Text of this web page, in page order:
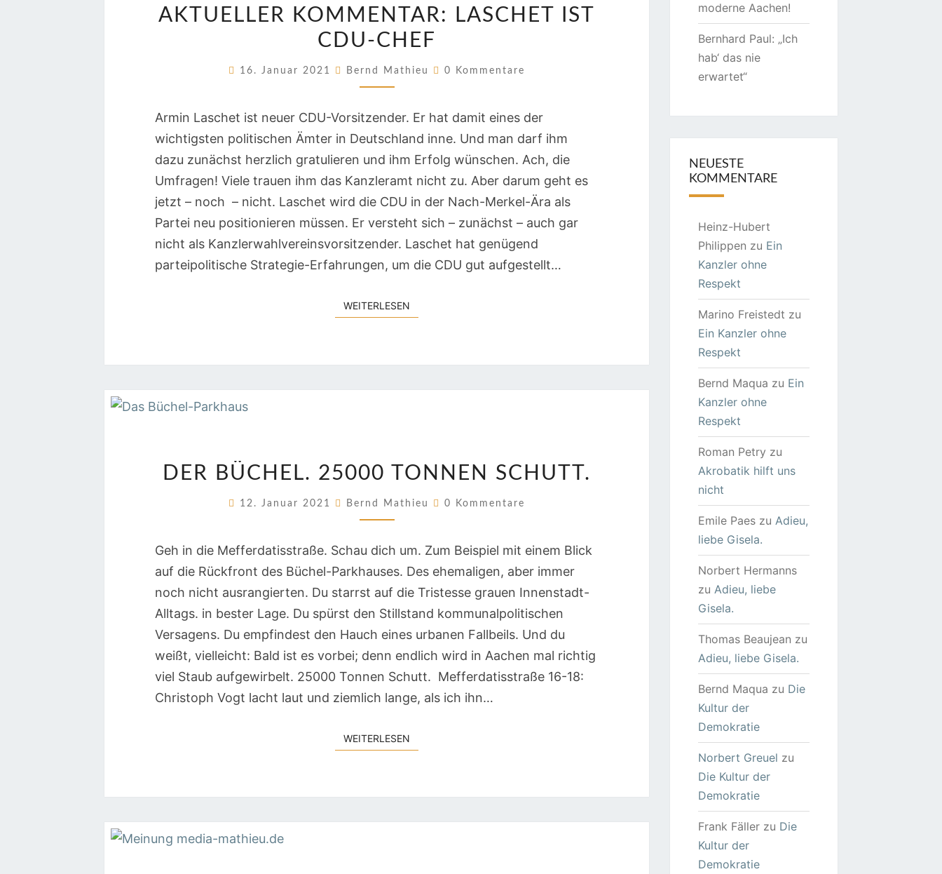
KOMMENTAR:
LASCHET
AKTUELLER KOMMENTAR: LASCHET IST
CDU-CHEF
16. Januar 2021 Bernd Mathieu Kommentare
0 Kommentare
Armin Laschet ist neuer CDU-Vorsitzender. Er hat damit eines der
wichtigsten politischen Ämter in Deutschland inne. Und man darf ihm
dazu zunächst herzlich gratulieren und ihm Erfolg wünschen. Ach, die
Umfragen! Viele trauen ihm das Kanzleramt nicht zu. Aber darum geht es
jetzt – noch – nicht. Laschet wird die CDU in der Nach-Merkel-Ära als
Partei neu positionieren müssen. Er versteht sich – zunächst – auch gar
nicht als Kanzlerwahlvereinsvorsitzender. Laschet hat genügend
parteipolitische Strategie-Erfahrungen, um die CDU gut aufgestellt…
WEITERLESEN
BÜCHEL.
25000
TONNEN
DER BÜCHEL. 25000 TONNEN SCHUTT.
12. Januar 2021 Bernd Mathieu Kommentare
0 Kommentare
Geh in die Mefferdatisstraße. Schau dich um. Zum Beispiel mit einem Blick
auf die Rückfront des Büchel-Parkhauses. Des ehemaligen, aber immer
noch nicht ausrangierten. Du starrst auf die Tristesse grauen Innenstadt-
Alltags. in bester Lage. Du spürst den Stillstand kommunalpolitischen
Versagens. Du empfindest den Hauch eines urbanen Fallbeils. Und du
weißt, vielleicht: Bald ist es vorbei; denn endlich wird in Aachen mal richtig
viel Staub aufgewirbelt. 25000 Tonnen Schutt. Mefferdatisstraße 16-18:
Christoph Vogt lacht laut und ziemlich lange, als ich ihn…
WEITERLESEN
moderne Aachen!
Bernhard Paul: „Ich
hab‘ das nie
erwartet“
NEUESTE
KOMMENTARE
Heinz-Hubert
Philippen zu Ein
Kanzler ohne
Respekt
Marino Freistedt zu
Ein Kanzler ohne
Respekt
Bernd Maqua zu Ein
Kanzler ohne
Respekt
Roman Petry zu
Akrobatik hilft uns
nicht
Emile Paeszu Adieu,
liebe Gisela.
Norbert Hermanns
zu Adieu, liebe
Gisela.
Thomas Beaujean zu
Adieu, liebe Gisela.
Bernd Maqua zu Die
Kultur der
Demokratie
Norbert Greuel zu
Die Kultur der
Demokratie
Frank Fällerzu Die
Kultur der
Demokratie